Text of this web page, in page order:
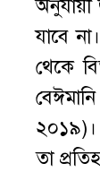
যাবে
থেকে
তা